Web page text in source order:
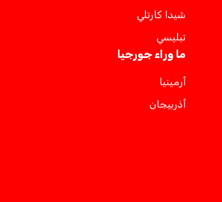
شيدا كارتلي
تبليسي
ما وراء جورجيا
أرمينيا
أذربيجان